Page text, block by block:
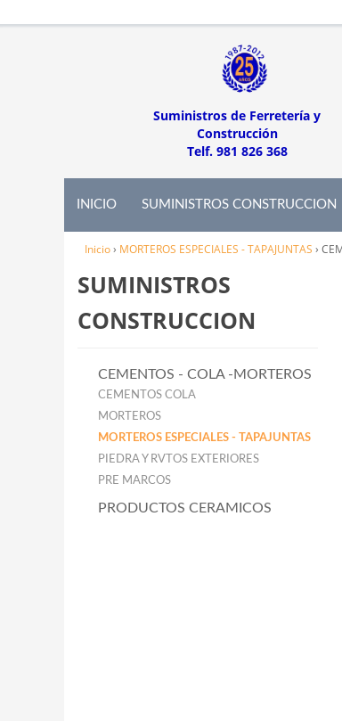
Suministros de Ferretería y
Construcción
Telf. 981 826 368
INICIO SUMINISTROS CONSTRUCCION
Inicio› MORTEROS ESPECIALES - TAPAJUNTAS ›
SUMINISTROS
CONSTRUCCION
CEMENTOS - COLA -MORTEROS
CEMENTOS COLA
MORTEROS
MORTEROS ESPECIALES - TAPAJUNTAS
PIEDRA Y RVTOS EXTERIORES
PRE MARCOS
PRODUCTOS CERAMICOS